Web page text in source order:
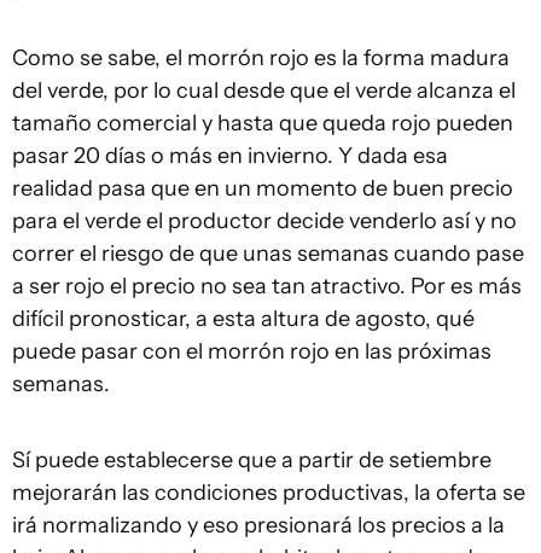
Como se sabe, el morrón rojo es la forma madura
del verde, por lo cual desde que el verde alcanza el
tamaño comercial y hasta que queda rojo pueden
pasar 20 días o más en invierno. Y dada esa
realidad pasa que en un momento de buen precio
para el verde el productor decide venderlo así y no
correr el riesgo de que unas semanas cuando pase
a ser rojo el precio no sea tan atractivo. Por es más
difícil pronosticar, a esta altura de agosto, qué
puede pasar con el morrón rojo en las próximas
semanas.
Sí puede establecerse que a partir de setiembre
mejorarán las condiciones productivas, la oferta se
irá normalizando y eso presionará los precios a la